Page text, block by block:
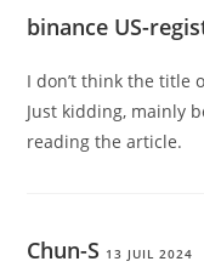
binance US-
I don’t think the title
Just kidding, mainly
reading the article.
Chun-S 13 JUIL 2024